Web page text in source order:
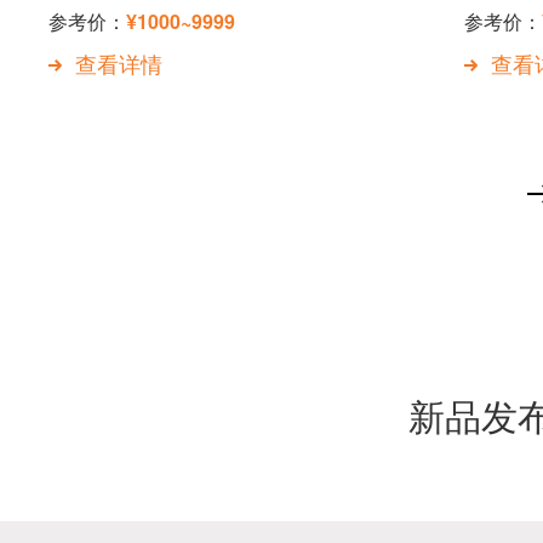
参考价： ¥1000~9999
查看详情
参考价：
查看
新品发